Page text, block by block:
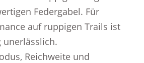
Federgabel. Für
auf ruppigen Trails ist
unerlässlich.
Reichweite und